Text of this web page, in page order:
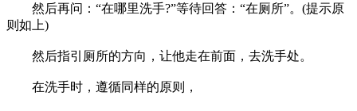
然后再问：“在哪里洗手?”等待回答：“在厕所”。(提示原
则如上)
然后指引厕所的方向，让他走在前面，去洗手处。
在洗手时，遵循同样的原则，